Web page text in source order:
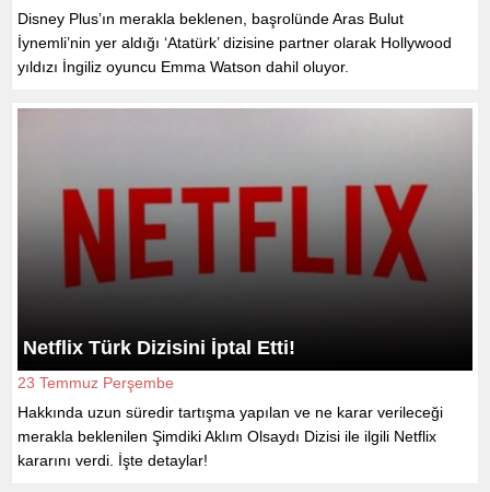
Disney Plus’ın merakla beklenen, başrolünde Aras Bulut
İynemli’nin yer aldığı ‘Atatürk’ dizisine partner olarak Hollywood
yıldızı İngiliz oyuncu Emma Watson dahil oluyor.
Netflix Türk Dizisini İptal Etti!
23 Temmuz Perşembe
Hakkında uzun süredir tartışma yapılan ve ne karar verileceği
merakla beklenilen Şimdiki Aklım Olsaydı Dizisi ile ilgili Netflix
kararını verdi. İşte detaylar!